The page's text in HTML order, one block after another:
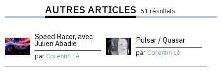
AUTRES ARTICLES 51 résultats
Speed Racer, avec
Julien Abadie
par Corentin Lê
Pulsar / Quasar
par Corentin Lê